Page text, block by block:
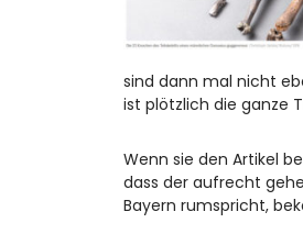
sind dann mal nicht
ist plötzlich die ganze
Wenn sie den Artikel
dass der aufrecht
Bayern rumspricht,